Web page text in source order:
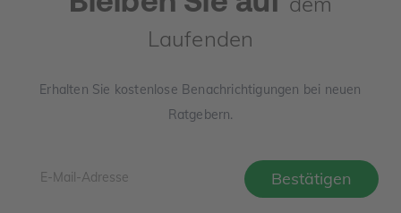
Laufenden
Erhalten Sie kostenlose Benachrichtigungen bei neuen
Ratgebern.